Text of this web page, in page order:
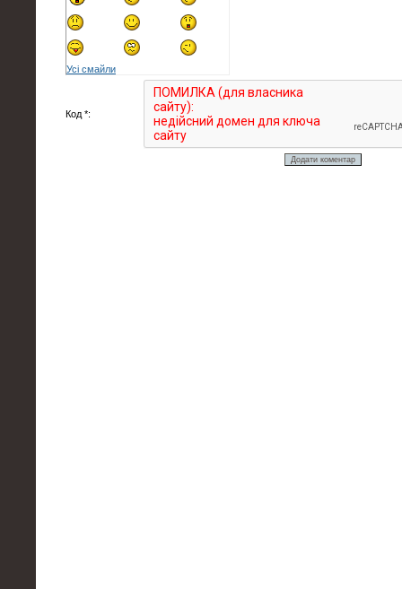
Усі смайли
Код *: